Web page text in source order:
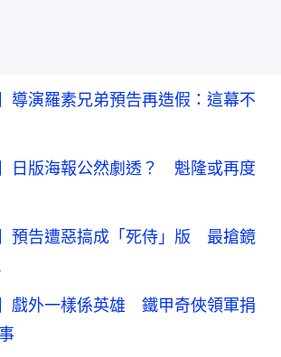
導演羅素兄弟預告再造假：這幕不
日版海報公然劇透？ 魁隆或再度
預告遭惡搞成「死侍」版 最搶鏡
戲外一樣係英雄 鐵甲奇俠領軍捐